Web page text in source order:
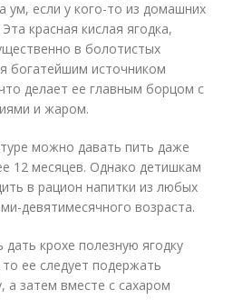
ум, если у кого-то из домашних
красная кислая ягодка,
в болотистых
богатейшим источником
делает ее главным борцом с
и жаром.
можно давать пить даже
12 месяцев. Однако детишкам
в рацион напитки из любых
девятимесячного возраста.
крохе полезную ягодку
ее следует подержать
а затем вместе с сахаром